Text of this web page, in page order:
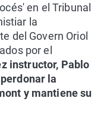
en el Tribunal
la
del Govern Oriol
por el
instructor, Pablo
la
y mantiene su